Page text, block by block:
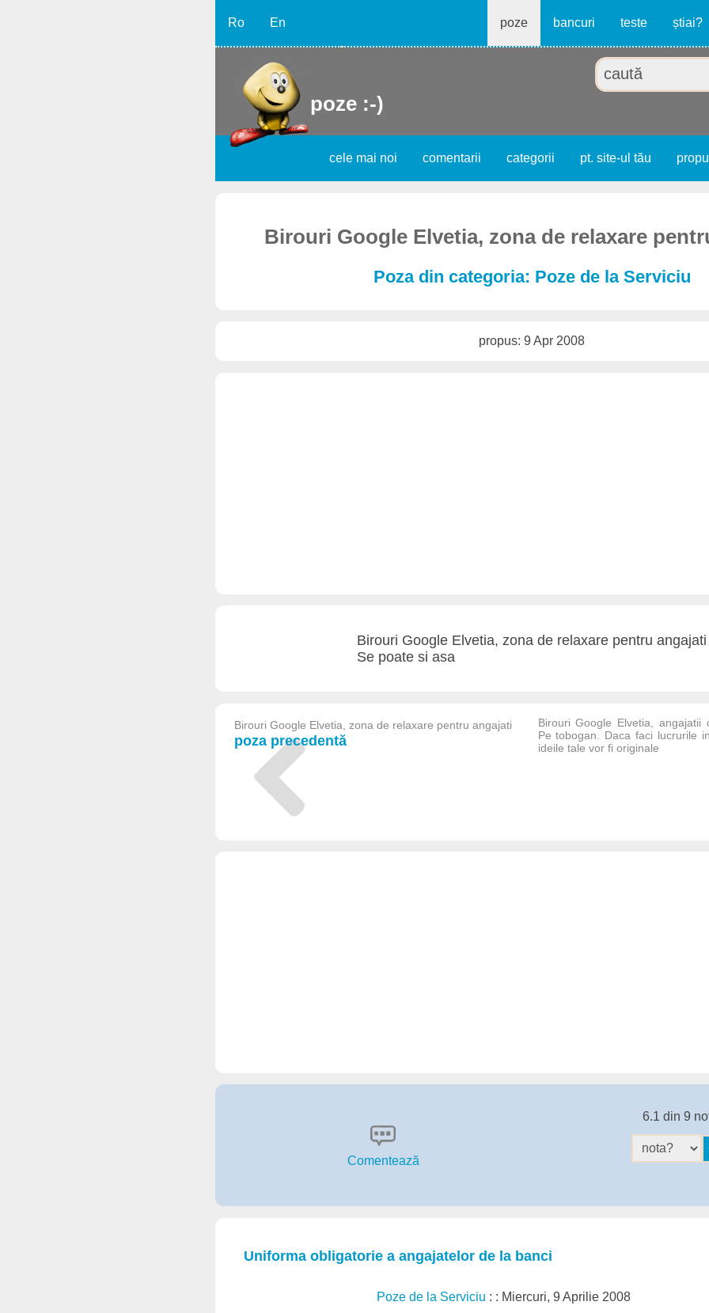
Ro En poze bancuri teste știai?
poze :-)
cele mai noi comentarii categorii pt. site-ul tău
Birouri Google Elvetia, zona de relaxare
Poza din categoria: Poze de la Serviciu
propus: 9 Apr 2008
Birouri Google Elvetia, zona de relaxare pentru angajati
Se poate si asa
Birouri Google Elvetia, zona de relaxare pentru angajati
poza precedentă
Birouri Google Elvetia, angajatii
Pe tobogan. Daca faci lucrurile
ideile tale vor fi originale
Comentează
6.1 din 9
Uniforma obligatorie a angajatelor de la banci
Poze de la Serviciu : : Miercuri, 9 Aprilie 2008